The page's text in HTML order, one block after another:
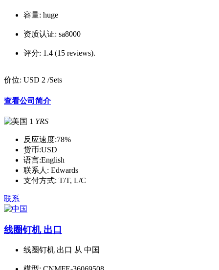
容量: huge
资质认证: sa8000
评分: 1.4 (15 reviews).
价位: USD 2 /Sets
查看公司简介
1 YRS
反应速度:78%
货币:USD
语言:English
联系人: Edwards
支付方式: T/T, L/C
联系
线圈钉机 出口
线圈钉机 出口 从 中国